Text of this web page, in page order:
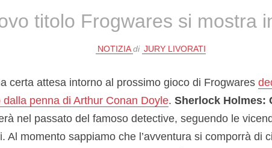
titolo Frogwares si mostra
NOTIZIA di JURY LIVORATI
certa attesa intorno al prossimo gioco di Frogwares
dalla penna di Arthur Conan Doyle. Sherlock Holmes:
nel passato del famoso detective, seguendo le
Al momento sappiamo che l’avventura si comporrà di